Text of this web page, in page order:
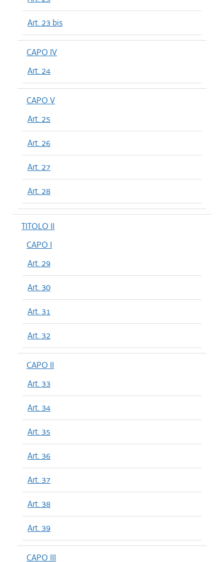
Art. 23 bis
CAPO IV
Art. 24
CAPO V
Art. 25
Art. 26
Art. 27
Art. 28
TITOLO II
CAPO I
Art. 29
Art. 30
Art. 31
Art. 32
CAPO II
Art. 33
Art. 34
Art. 35
Art. 36
Art. 37
Art. 38
Art. 39
CAPO III